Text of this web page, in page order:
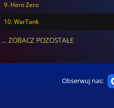
9. Hero Zero
10. WarTank
... ZOBACZ POZOSTAŁE
Obserwuj nas: